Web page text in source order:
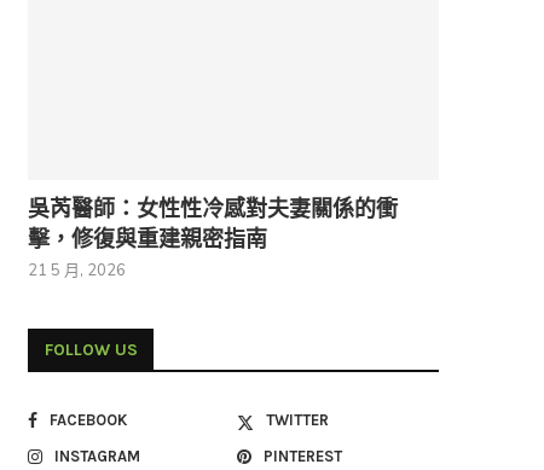
吳芮醫師：女性性冷感對夫妻關係的衝
擊，修復與重建親密指南
21 5 月, 2026
FOLLOW US
FACEBOOK
TWITTER
INSTAGRAM
PINTEREST